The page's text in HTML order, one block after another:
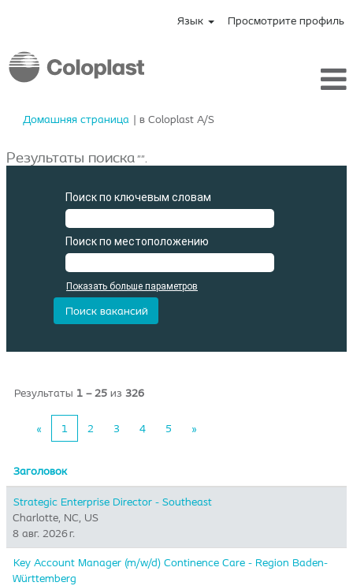
Язык Просмотрите профиль
Домашняя страница | в Coloplast A/S(текущая
Результаты поиска"".
Поиск по ключевым словам
Поиск по местоположению
Показать больше параметров
Результаты 1 – 25 из 326
« 1 2 3 4 5 »
Заголовок
Strategic Enterprise Director - Southeast
Charlotte, NC, US
8 авг. 2026 г.
Key Account Manager (m/w/d) Continence Care - Region Baden-
Württemberg